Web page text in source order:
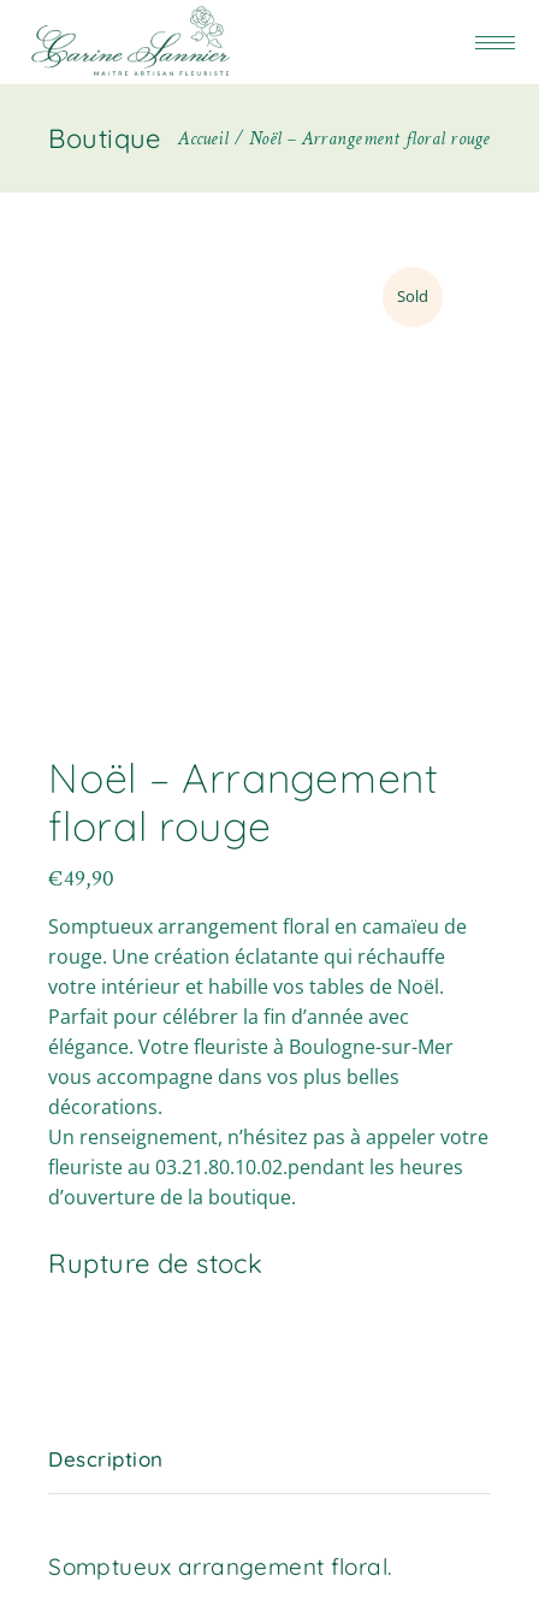
Boutique Accueil Noël – Arrangement floral rouge
Sold
Noël – Arrangement
floral rouge
€49,90
Somptueux arrangement floral en camaïeu de
rouge. Une création éclatante qui réchauffe
votre intérieur et habille vos tables de Noël.
Parfait pour célébrer la fin d’année avec
élégance. Votre fleuriste à Boulogne-sur-Mer
vous accompagne dans vos plus belles
décorations.
Un renseignement, n’hésitez pas à appeler votre
fleuriste au 03.21.80.10.02.pendant les heures
d’ouverture de la boutique.
Rupture de stock
Description
Somptueux arrangement floral.